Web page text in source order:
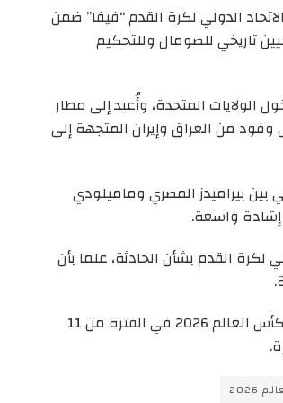
إفريقي لعام 2025، ولاحقا أدرجه الاتحاد الدولي لكرة القدم “فيفا” ضمن
52 لإدارة مباريات كأس العالم 2026، وهو تعيين تاريخي للصومال وللتحكيم
المتحدة، وأُعيد إلى مطار
وفود من العراق وإيران المتجهة إلى
بين بيراميدز المصري وماميلودي
إشادة واسعة.
لكرة القدم بشأن الحادثة، علما بأن
وتستضيف الولايات المتحدة وكندا والمكسيك النسخة 23 من نهائيات كأس العالم 2026 في الفترة من 11